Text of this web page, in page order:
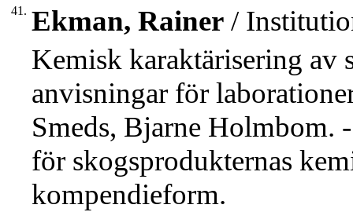
41. Ekman, Rainer /
Kemisk karaktärisering av
anvisningar för
Smeds, Bjarne Holmbom.
för skogsprodukternas
kompendieform.